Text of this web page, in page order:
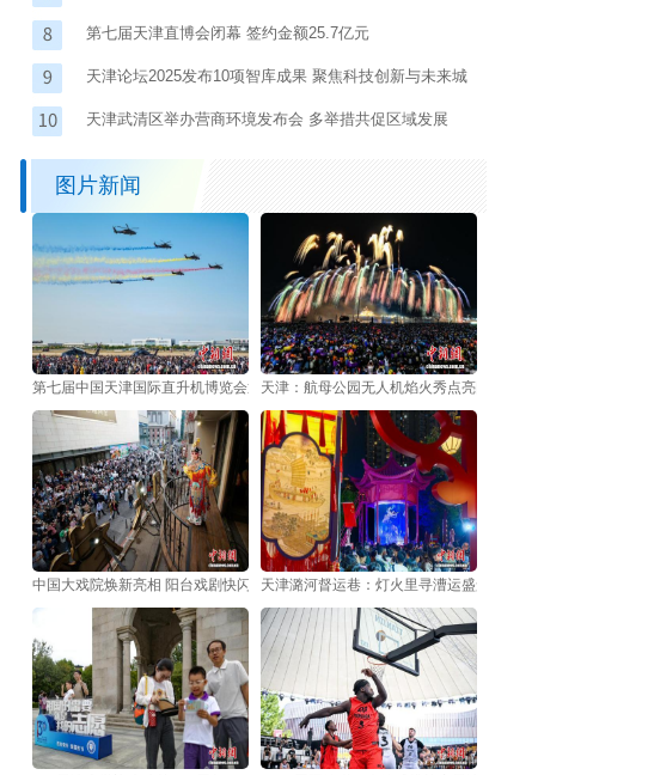
第七届天津直博会闭幕 签约金额25.7亿元
天津论坛2025发布10项智库成果 聚焦科技创新与未来城
市
天津武清区举办营商环境发布会 多举措共促区域发展
图片新闻
第七届中国天津国际直升机博览会迎来公众日天津：航母公园无人机焰火秀点亮国庆假期夜空
中国大戏院焕新亮相 阳台戏剧快闪重现天津摩登时代声韵天津潞河督运巷：灯火里寻漕运盛景 街巷中品津门烟火